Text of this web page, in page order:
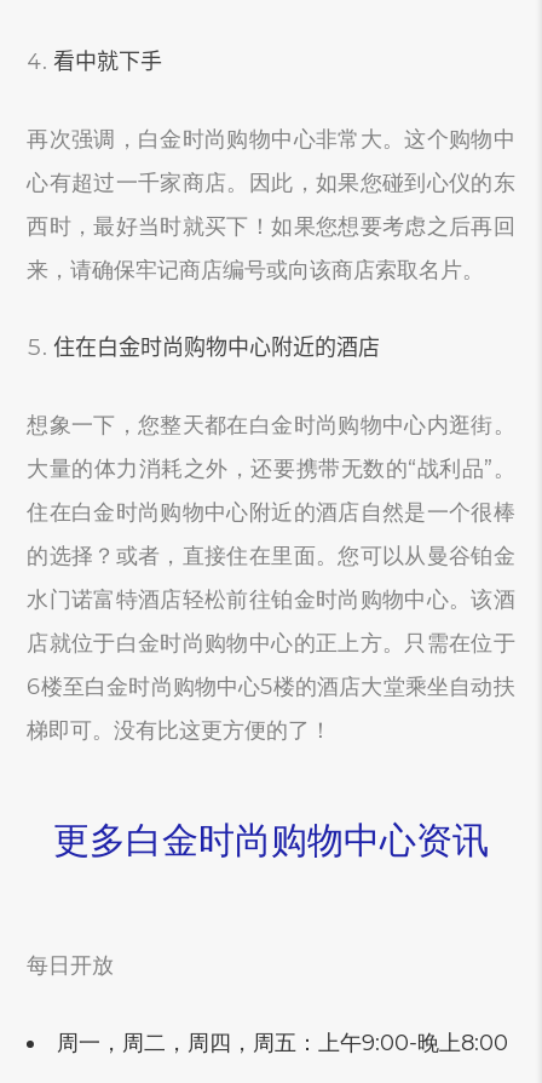
看中就下手
再次强调，白金时尚购物中心非常大。这个购物中
心有超过一千家商店。因此，如果您碰到心仪的东
西时，最好当时就买下！如果您想要考虑之后再回
来，请确保牢记商店编号或向该商店索取名片。
住在白金时尚购物中心附近的酒店
想象一下，您整天都在白金时尚购物中心内逛街。
大量的体力消耗之外，还要携带无数的“战利品”。
住在白金时尚购物中心附近的酒店自然是一个很棒
的选择？或者，直接住在里面。您可以从曼谷铂金
水门诺富特酒店轻松前往铂金时尚购物中心。该酒
店就位于白金时尚购物中心的正上方。只需在位于
6楼至白金时尚购物中心5楼的酒店大堂乘坐自动扶
梯即可。没有比这更方便的了！
更多白金时尚购物中心资讯
每日开放
周一，周二，周四，周五：上午9:00-晚上8:00